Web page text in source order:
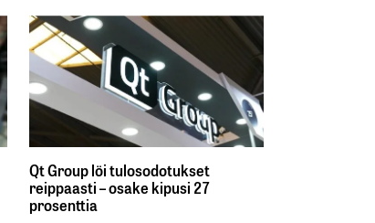
Qt Group löi tulosodotukset
reippaasti – osake kipusi 27
prosenttia